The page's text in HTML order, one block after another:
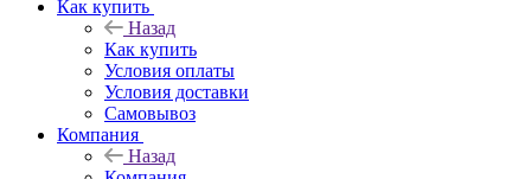
Как купить
Назад
Как купить
Условия оплаты
Условия доставки
Самовывоз
Компания
Назад